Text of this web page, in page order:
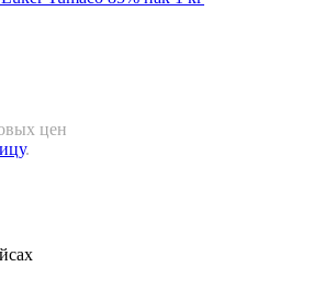
цен
.